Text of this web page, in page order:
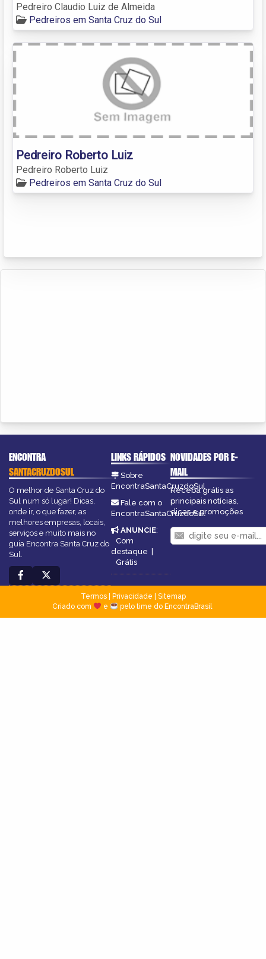
Pedreiro Claudio Luiz de Almeida
Pedreiros em Santa Cruz do Sul
Pedreiro Roberto Luiz
Pedreiro Roberto Luiz
Pedreiros em Santa Cruz do Sul
ENCONTRA
SANTACRUZDOSUL
O melhor de Santa Cruz do
Sul num só lugar! Dicas,
onde ir, o que fazer, as
melhores empresas, locais,
serviços e muito mais no
guia Encontra Santa Cruz do
Sul.
LINKS RÁPIDOS
Sobre
EncontraSantaCruzdoSul
Fale com o
EncontraSantaCruzdoSul
ANUNCIE:
Com
destaque |
Grátis
NOVIDADES POR E-
MAIL
Receba grátis as
principais notícias,
dicas e promoções
Termos| Privacidade
Sitemap
Criado com
e pelo time do EncontraBrasil